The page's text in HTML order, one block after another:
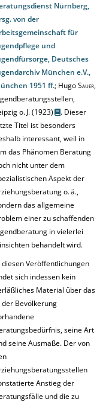
Nürnberg,
von der
für
und
Deutsches
München e.V.,
1951 ff.; HugoSauer,
o. J. (1923)
. Dieser
Titel ist besonders
interessant, weil in
das Phänomen Beratung
nicht unter dem
Aspekt der
o. ä.,
das allgemeine
einer zu schaffenden
in vielerlei
behandelt wird.
diesen Veröffentlichungen
sich indessen kein
Material über das
der Bevölkerung
seine Art
seine Ausmaße. Der von
Anstieg der
und die zu